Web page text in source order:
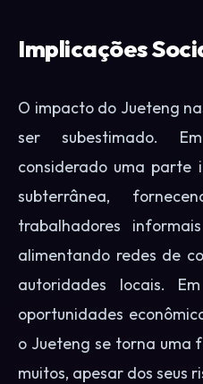
Implicações
O impacto do Jueteng
ser subestimado.
considerado uma parte
subterrânea,
trabalhadores
alimentando redes de
autoridades locais.
oportunidades
o Jueteng se torna uma
muitos, apesar dos seus